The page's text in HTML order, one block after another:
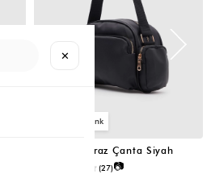
Montes Çapraz Çanta Siyah
(27)📷
✕